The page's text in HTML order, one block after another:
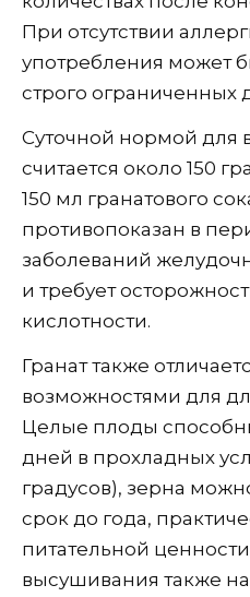
При отсутствии
употребления может
строго ограниченных
Суточной нормой для
считается около 150
150 мл гранатового
противопоказан в
заболеваний
и требует
кислотности.
Гранат также
возможностями для
Целые плоды
дней в прохладных
градусов), зерна
срок до года,
питательной
высушивания также